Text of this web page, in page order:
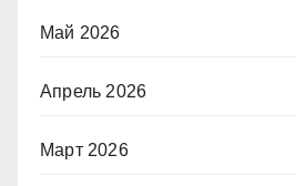
Май 2026
Апрель 2026
Март 2026